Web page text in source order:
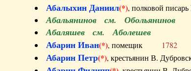
Абалыхин Даниил(*), полковой
Абальянинов см. Обольянинов
Абаляшев см. Аболешев
Абарин Иван(*), помещик 1782
Абарин Петр(*), крестьянин В.